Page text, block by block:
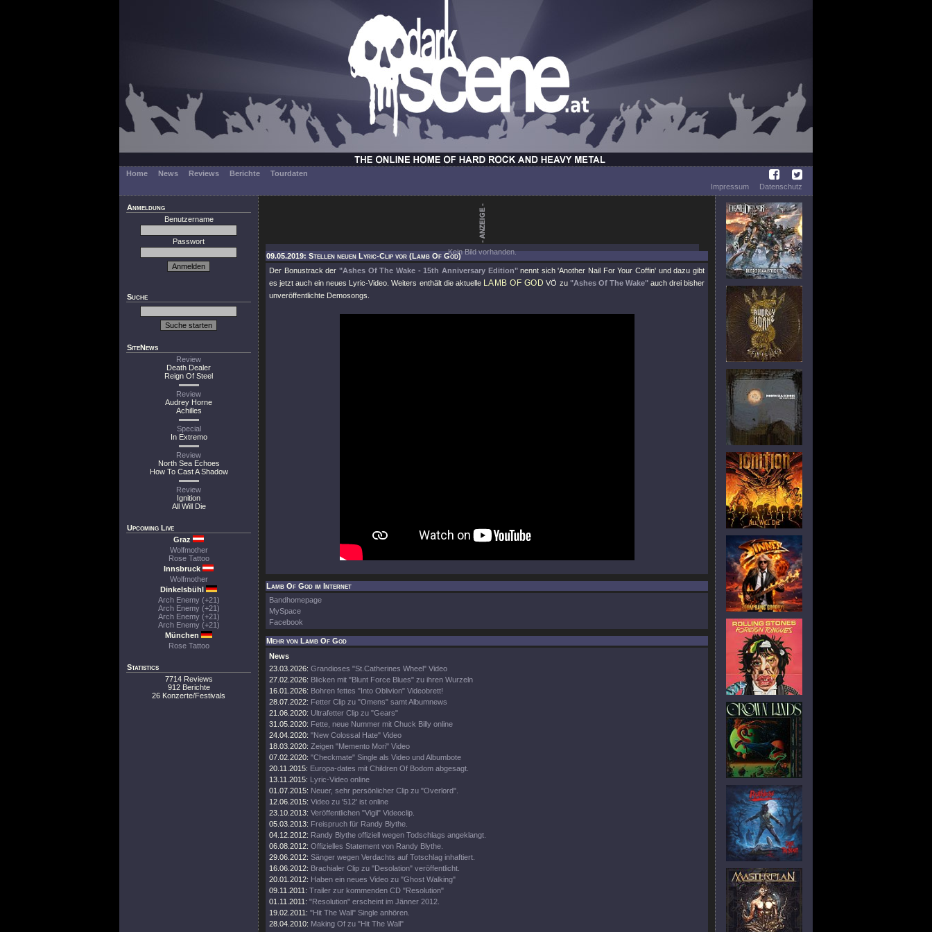
Home News Reviews Berichte
Tourdaten
Impressum
Datenschutz
Anmeldung
Benutzername
Passwort
Suche
SiteNews
Review
Death Dealer
Reign Of Steel
Review
Audrey Horne
Achilles
Special
In Extremo
Review
North Sea Echoes
How To Cast A Shadow
Review
Ignition
All Will Die
Upcoming Live
Graz
Wolfmother
Rose Tattoo
Innsbruck
Wolfmother
Dinkelsbühl
Arch Enemy (+21)
Arch Enemy (+21)
Arch Enemy (+21)
Arch Enemy (+21)
München
Rose Tattoo
Statistics
7714 Reviews
912 Berichte
26 Konzerte/Festivals
Kein Bild vorhanden.
09.05.2019: Stellen neuen Lyric-Clip vor (Lamb Of God)
Der Bonustrack der "Ashes Of The Wake - 15th Anniversary Edition"nennt sich 'Another Nail For Your Coffin' und dazu gibt
es jetzt auch ein neues Lyric-Video. Weiters enthält die aktuelle LAMB OF GOD VÖ zu "Ashes Of The Wake"auch drei bisher
unveröffentlichte Demosongs.
Lamb Of God im Internet
Bandhomepage
MySpace
Facebook
Mehr von Lamb Of God
News
23.03.2026: Grandioses "St.Catherines Wheel" Video
27.02.2026: Blicken mit "Blunt Force Blues" zu ihren Wurzeln
16.01.2026: Bohren fettes "Into Oblivion" Videobrett!
28.07.2022: Fetter Clip zu "Omens" samt Albumnews
21.06.2020: Ultrafetter Clip zu "Gears"
31.05.2020: Fette, neue Nummer mit Chuck Billy online
24.04.2020: "New Colossal Hate" Video
18.03.2020: Zeigen "Memento Mori" Video
07.02.2020: "Checkmate" Single als Video und Albumbote
20.11.2015: Europa-dates mit Children Of Bodom abgesagt.
13.11.2015: Lyric-Video online
01.07.2015: Neuer, sehr persönlicher Clip zu "Overlord".
12.06.2015: Video zu '512' ist online
23.10.2013: Veröffentlichen "Vigil" Videoclip.
05.03.2013: Freispruch für Randy Blythe.
04.12.2012: Randy Blythe offiziell wegen Todschlags angeklangt.
06.08.2012: Offizielles Statement von Randy Blythe.
29.06.2012: Sänger wegen Verdachts auf Totschlag inhaftiert.
16.06.2012: Brachialer Clip zu "Desolation" veröffentlicht.
20.01.2012: Haben ein neues Video zu "Ghost Walking"
09.11.2011: Trailer zur kommenden CD "Resolution"
01.11.2011: "Resolution" erscheint im Jänner 2012.
19.02.2011: "Hit The Wall" Single anhören.
28.04.2010: Making Of zu "Hit The Wall"